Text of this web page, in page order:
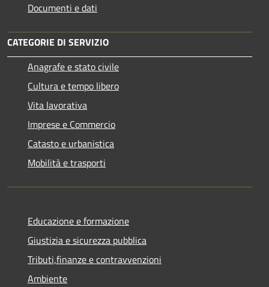
Documenti e dati
CATEGORIE DI SERVIZIO
Anagrafe e stato civile
Cultura e tempo libero
Vita lavorativa
Imprese e Commercio
Catasto e urbanistica
Mobilità e trasporti
Educazione e formazione
Giustizia e sicurezza pubblica
Tributi,finanze e contravvenzioni
Ambiente